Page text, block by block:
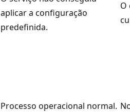
aplicar a configuração
predefinida.
O
Processo operacional normal.